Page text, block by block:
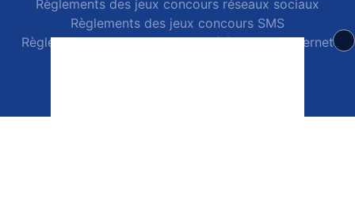
Règlements des jeux concours réseaux sociaux
Règlements des jeux concours SMS
Règlements des jeux concours téléphone et internet